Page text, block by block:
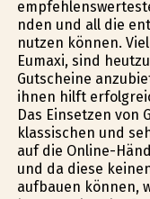
finden und all die
nutzen können.
Eumaxi, sind
Gutscheine
ihnen hilft
Das Einsetzen von
klassischen und
auf die Online-
und da diese
aufbauen können,